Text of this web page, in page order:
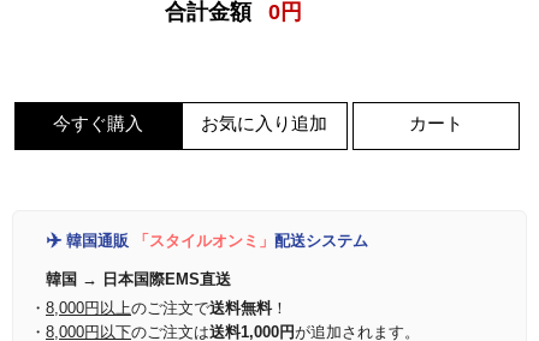
合計金額 0 円
今すぐ購入 お気に入り追加 カート
✈️ 韓国通販 「スタイルオンミ」 配送システム
韓国 → 日本国際EMS直送
・ 8,000円以上のご注文で送料無料！
・ 8,000円以下のご注文は送料1,000円が追加されます。